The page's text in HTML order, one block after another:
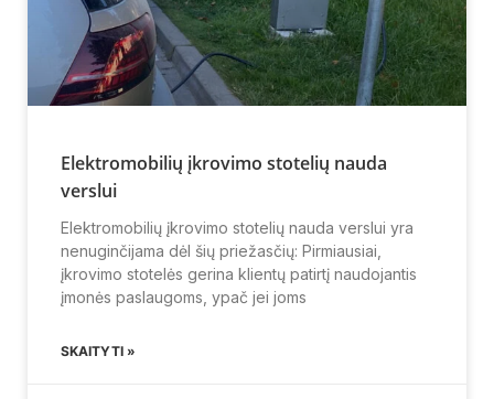
Elektromobilių įkrovimo stotelių nauda
verslui
Elektromobilių įkrovimo stotelių nauda verslui yra
nenuginčijama dėl šių priežasčių: Pirmiausiai,
įkrovimo stotelės gerina klientų patirtį naudojantis
įmonės paslaugoms, ypač jei joms
SKAITYTI »